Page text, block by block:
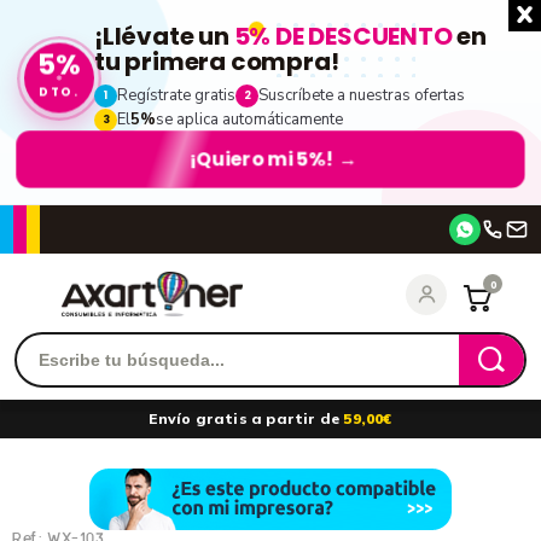
5%
DTO.
¡Llévate un 5% DE DESCUENTOen
tu primera compra!
1 Regístrate gratis 2 Suscríbete a nuestras ofertas
3 El5%se aplica automáticamente
¡Quiero mi 5%!→
entrar
0
Envío gratis a partir de 59,00€